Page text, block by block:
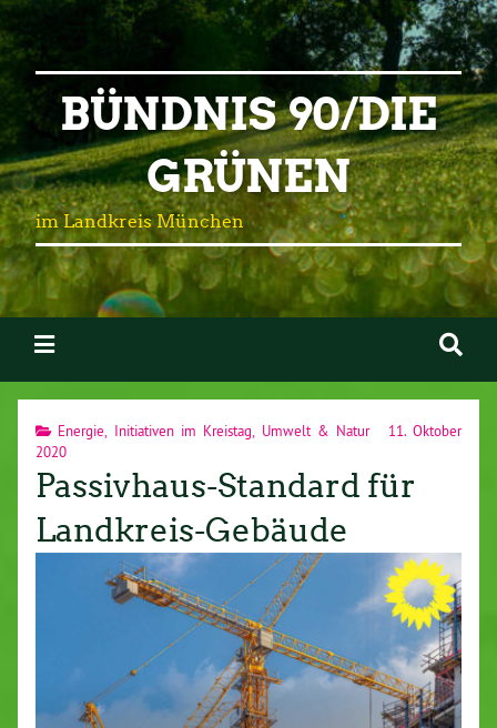
BÜNDNIS 90/DIE
GRÜNEN
im Landkreis München
Energie Initiativen im Kreistag Umwelt & Natur
11. Oktober
2020
Passivhaus-Standard für
Landkreis-Gebäude